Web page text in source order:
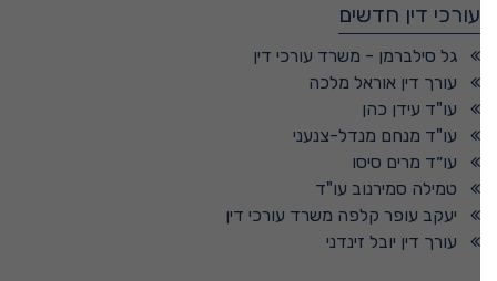
עורכי דין חדשים
גל סילברמן - משרד עורכי דין
עורך דין אוראל מלכה
עו"ד עידן כהן
עו"ד מנחם מנדל-צנעני
עו״ד מרים סיסו
טמילה סמירנוב עו"ד
יעקב עופר קלפה משרד עורכי דין
עורך דין יובל זינדני